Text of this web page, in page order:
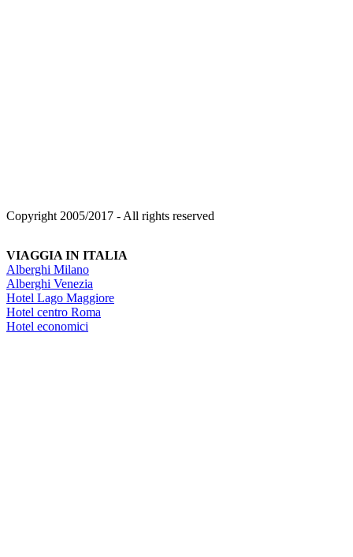
Copyright 2005/2017 - All rights reserved
VIAGGIA IN ITALIA
Alberghi Milano
Alberghi Venezia
Hotel Lago Maggiore
Hotel centro Roma
Hotel economici